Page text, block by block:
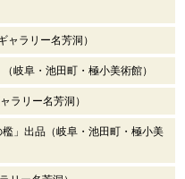
ラリー名芳洞）
岐阜・池田町・極小美術館）
ラリー名芳洞）
」出品（岐阜・池田町・極小美